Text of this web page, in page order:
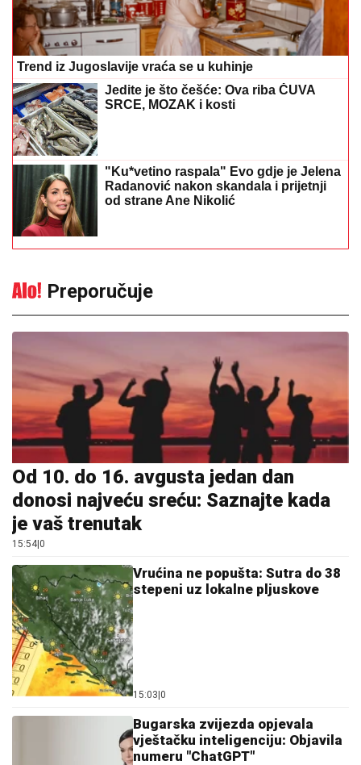
Trend iz Jugoslavije vraća se u kuhinje
Jedite je što češće: Ova riba ČUVA
SRCE, MOZAK i kosti
"Ku*vetino raspala" Evo gdje je Jelena
Radanović nakon skandala i prijetnji
od strane Ane Nikolić
Preporučuje
Od 10. do 16. avgusta jedan dan
donosi najveću sreću: Saznajte kada
je vaš trenutak
15:54 0
Vrućina ne popušta: Sutra do 38
stepeni uz lokalne pljuskove
15:03 0
Bugarska zvijezda opjevala
vještačku inteligenciju: Objavila
numeru "ChatGPT"